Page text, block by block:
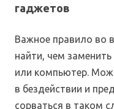
гаджетов
Важное правило во
найти, чем
или компьютер.
в бездействии и
сорваться в таком